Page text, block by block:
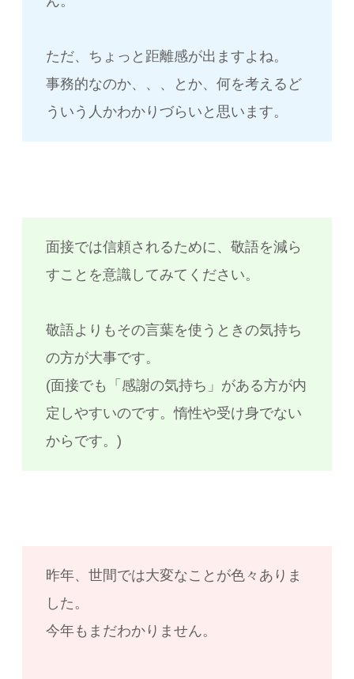
ただ、ちょっと距離感が出ますよね。
事務的なのか、、、とか、何を考えるど
ういう人かわかりづらいと思います。
面接では信頼されるために、敬語を減ら
すことを意識してみてください。
敬語よりもその言葉を使うときの気持ち
の方が大事です。
(面接でも「感謝の気持ち」がある方が内
定しやすいのです。惰性や受け身でない
からです。)
昨年、世間では大変なことが色々ありま
した。
今年もまだわかりません。